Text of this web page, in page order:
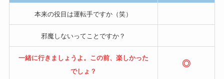
本来の役目は運転手ですか（笑）
邪魔しないってことですか？
一緒に行きましょうよ。この前、楽しかった
でしょ？
◎